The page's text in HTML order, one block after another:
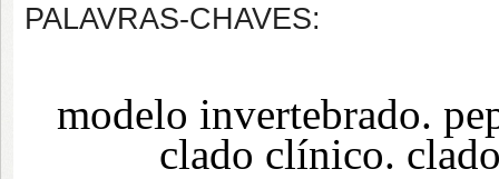
PALAVRAS-CHAVES:
modelo invertebrado.
clado clínico.